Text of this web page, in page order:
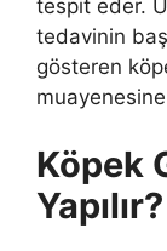
tespit eder.
tedavinin
gösteren
Köpek
Yapılır?